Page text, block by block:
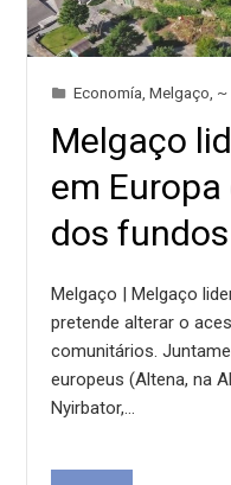
Economía ,Melgaço ~
Melgaço
em
dos
Melgaço | Melgaço
pretende alterar o
comunitários.
europeus (Altena, na
Nyirbator,…